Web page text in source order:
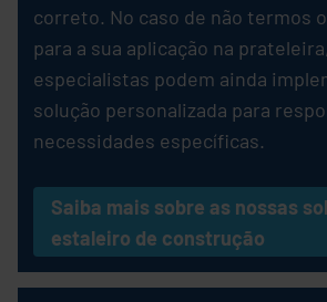
correto. No caso de não termos
para a sua aplicação na
especialistas podem ainda
solução personalizada para
necessidades específicas.
Saiba mais sobre as nossas
estaleiro de construção